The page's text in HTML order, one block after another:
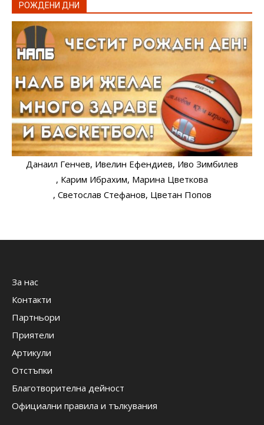
РОЖДЕНИ ДНИ
Данаил Генчев, Ивелин Ефендиев, Иво Зимбилев
, Карим Ибрахим, Марина Цветкова
, Светослав Стефанов, Цветан Попов
За нас
Контакти
Партньори
Приятели
Артикули
Отстъпки
Благотворителна дейност
Официални правила и тълкувания